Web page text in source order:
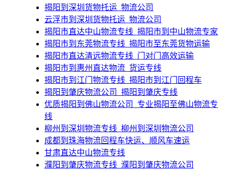
​揭阳到深圳货物托运_物流公司
​云浮市到深圳货物托运_物流公司
揭阳市直达中山物流专线_揭阳市到中山物流专家
​揭阳市到东莞物流专线_揭阳市至东莞货物运输
​揭阳市直达清远物流专线_门对门高效运输
​揭阳市到惠州直达物流_货运专线
​揭阳市到江门物流专线_揭阳市到江门回程车
​揭阳到肇庆物流公司_揭阳到肇庆专线
​优质揭阳到佛山物流公司_专业揭阳至佛山物流专
线
​柳州到深圳物流专线_柳州到深圳物流公司
成都到珠海物流回程车快运、顺风车速运​
甘肃直达中山物流专线
​濮阳到肇庆物流专线_濮阳到肇庆物流公司